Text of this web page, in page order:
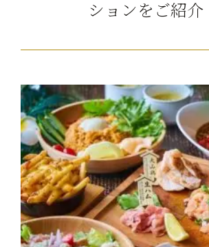
ションをご紹介